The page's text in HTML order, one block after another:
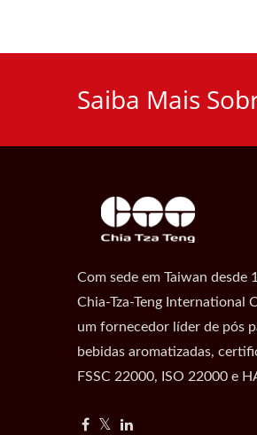
Saiba Mais
Com sede em Taiwan desde
Chia-Tza-Teng International
um fornecedor líder de pós
bebidas aromatizadas,
FSSC 22000, ISO 22000 e